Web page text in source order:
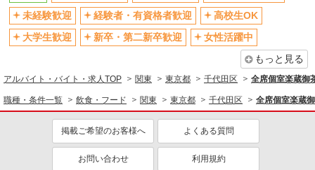
未経験歓迎
経験者・有資格者歓迎
高校生OK
大学生歓迎
新卒・第二新卒歓迎
女性活躍中
もっと見る
アルバイト・バイト・求人TOP 関東 東京都 千代田区 全席個室楽蔵御
職種・条件一覧 飲食・フード 関東 東京都 千代田区 全席個室楽蔵
掲載ご希望のお客様へ よくある質問
お問い合わせ 利用規約